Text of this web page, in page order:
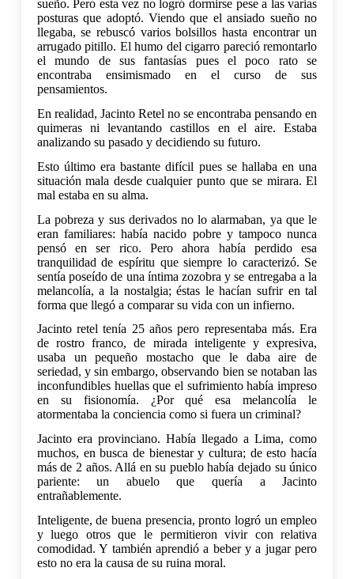
sueño. Pero esta vez no logró dormirse pese a las varias
posturas que adoptó. Viendo que el ansiado sueño no
llegaba, se rebuscó varios bolsillos hasta encontrar un
arrugado pitillo. El humo del cigarro pareció remontarlo
el mundo de sus fantasías pues el poco rato se
encontraba ensimismado en el curso de sus
pensamientos.
En realidad, Jacinto Retel no se encontraba pensando en
quimeras ni levantando castillos en el aire. Estaba
analizando su pasado y decidiendo su futuro.
Esto último era bastante difícil pues se hallaba en una
situación mala desde cualquier punto que se mirara. El
mal estaba en su alma.
La pobreza y sus derivados no lo alarmaban, ya que le
eran familiares: había nacido pobre y tampoco nunca
pensó en ser rico. Pero ahora había perdido esa
tranquilidad de espíritu que siempre lo caracterizó. Se
sentía poseído de una íntima zozobra y se entregaba a la
melancolía, a la nostalgia; éstas le hacían sufrir en tal
forma que llegó a comparar su vida con un infierno.
Jacinto retel tenía 25 años pero representaba más. Era
de rostro franco, de mirada inteligente y expresiva,
usaba un pequeño mostacho que le daba aire de
seriedad, y sin embargo, observando bien se notaban las
inconfundibles huellas que el sufrimiento había impreso
en su fisionomía. ¿Por qué esa melancolía le
atormentaba la conciencia como si fuera un criminal?
Jacinto era provinciano. Había llegado a Lima, como
muchos, en busca de bienestar y cultura; de esto hacía
más de 2 años. Allá en su pueblo había dejado su único
pariente: un abuelo que quería a Jacinto
entrañablemente.
Inteligente, de buena presencia, pronto logró un empleo
y luego otros que le permitieron vivir con relativa
comodidad. Y también aprendió a beber y a jugar pero
esto no era la causa de su ruina moral.